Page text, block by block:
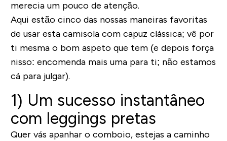
merecia um pouco de atenção.
Aqui estão cinco das nossas maneiras favoritas
de usar esta camisola com capuz clássica; vê por
ti mesma o bom aspeto que tem (e depois força
nisso: encomenda mais uma para ti; não estamos
cá para julgar).
1) Um sucesso instantâneo
com leggings pretas
Quer vás apanhar o comboio, estejas a caminho